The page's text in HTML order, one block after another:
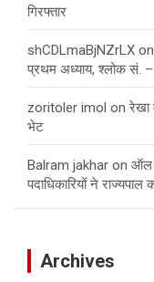
गिरफ्तार
shCDLmaBjNZrLX
प्रथम अध्याय, श्लोक सं.
zoritoler imol on
भेट
Balram jakhar on ऑल
पदाधिकारियों ने
Archives